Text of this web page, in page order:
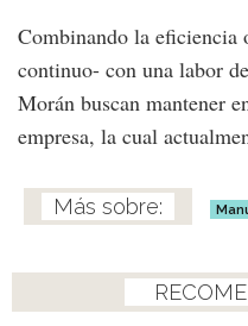
Combinando la eficiencia
continuo- con una labor
Morán buscan mantener
empresa, la cual